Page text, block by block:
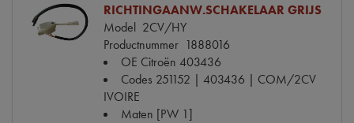
RICHTINGAANW.SCHAKELAAR GRIJS
Model 2CV/HY
Productnummer 1888016
OE Citroën 403436
Codes 251152 | 403436 | COM/2CV
IVOIRE
Maten [PW 1]